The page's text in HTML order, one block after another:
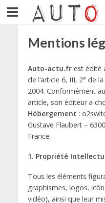
Mentions
Auto-actu.frest édité
de l’article 6, III, 2° de
2004. Conformément
article, son éditeur a
Hébergement :
Gustave Flaubert –
France.
1. Propriété
Tous les éléments
graphismes, logos,
vidéo), ainsi que leur